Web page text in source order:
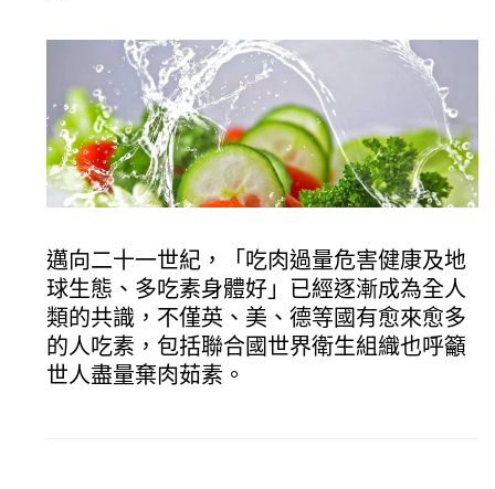
邁向二十一世紀，「吃肉過量危害健康及地
球生態、多吃素身體好」已經逐漸成為全人
類的共識，不僅英、美、德等國有愈來愈多
的人吃素，包括聯合國世界衛生組織也呼籲
世人盡量棄肉茹素。